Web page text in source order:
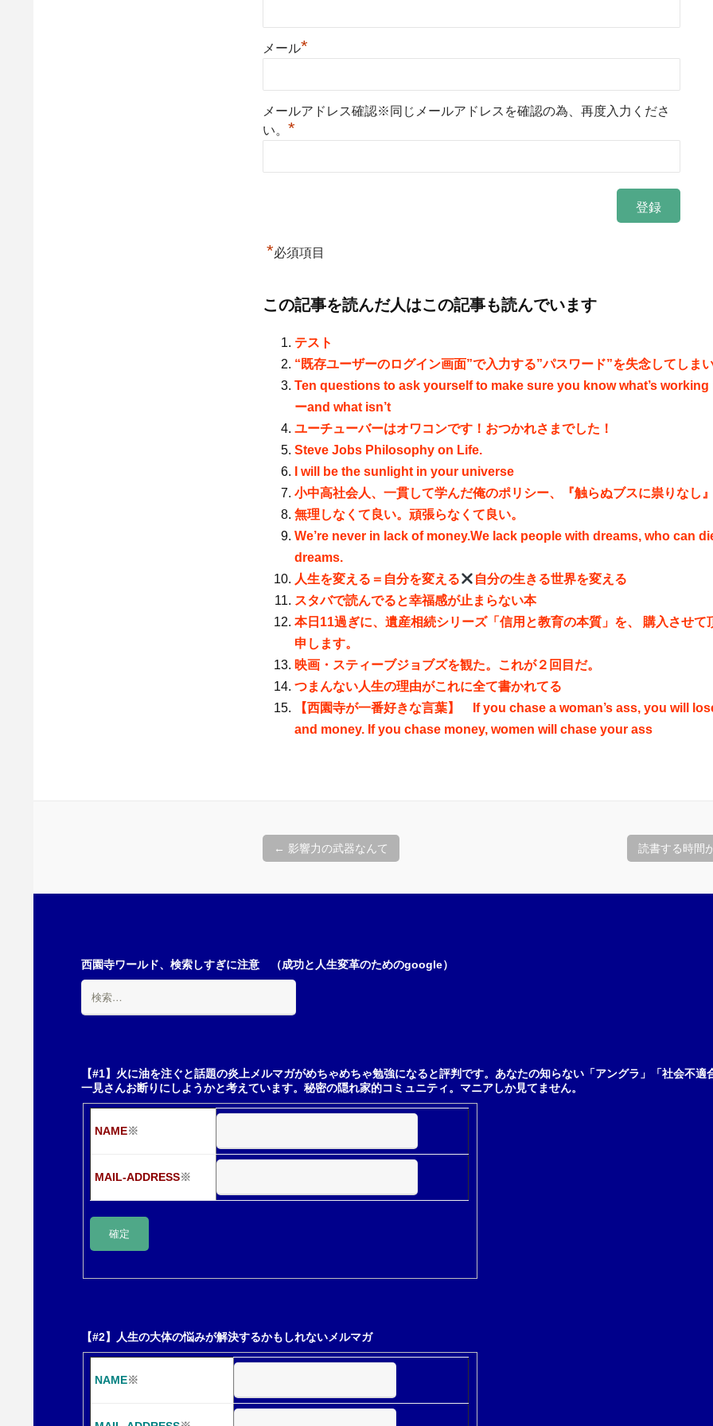
メール*
メールアドレス確認※同じメールアドレスを確認の為、再度入力くださ
い。 *
*必須項目
この記事を読んだ人はこの記事も読んでいます
テスト
“既存ユーザーのログイン画面”で入力する”パスワード”を失念してしまい
Ten questions to ask yourself to make sure you know what’s
ーand what isn’t
ユーチューバーはオワコンです！おつかれさまでした！
Steve Jobs Philosophy on Life.
I will be the sunlight in your universe
小中高社会人、一貫して学んだ俺のポリシー、『触らぬブスに祟りなし』
無理しなくて良い。頑張らなくて良い。
We’re never in lack of money.We lack people with dreams, who can
dreams.
人生を変える＝自分を変える
自分の生きる世界を変える
スタバで読んでると幸福感が止まらない本
本日11過ぎに、遺産相続シリーズ「信用と教育の本質」を、 購入させて
申します。
映画・スティーブジョブズを観た。これが２回目だ。
つまんない人生の理由がこれに全て書かれてる
【西園寺が一番好きな言葉】 If you chase a woman’s ass, you will
and money. If you chase money, women will chase your ass
稿
← 影響力の武器なんて 読書する時間
西園寺ワールド、検索しすぎに注意 （成功と人生変革のためのgoogle）
索:
【#1】火に油を注ぐと話題の炎上メルマガがめちゃめちゃ勉強になると評判です。あなたの知らない「アングラ」「社会不
一見さんお断りにしようかと考えています。秘密の隠れ家的コミュニティ。マニアしか見てません。
NAME※
MAIL-ADDRESS※
【#2】人生の大体の悩みが解決するかもしれないメルマガ
NAME※